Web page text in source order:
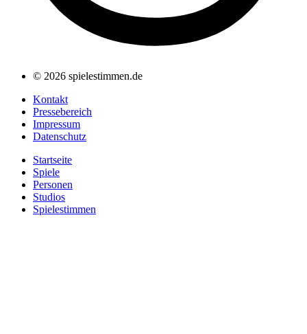
© 2026 spielestimmen.de
Kontakt
Pressebereich
Impressum
Datenschutz
Startseite
Spiele
Personen
Studios
Spielestimmen